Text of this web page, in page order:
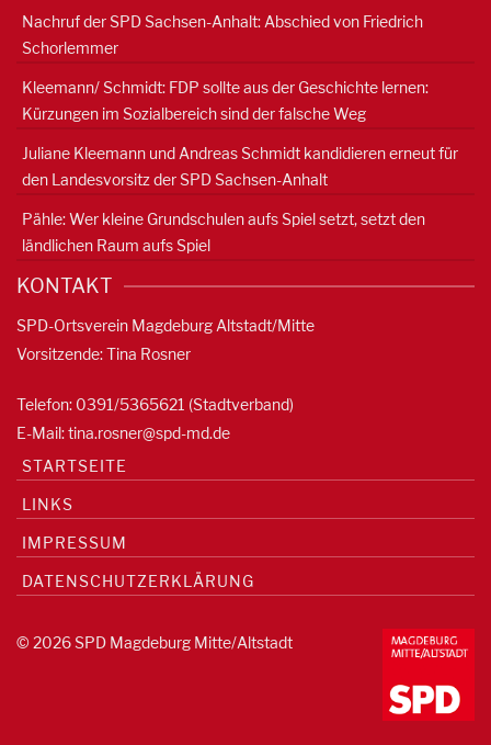
Nachruf der SPD Sachsen-Anhalt: Abschied von Friedrich
Schorlemmer
Kleemann/ Schmidt: FDP sollte aus der Geschichte lernen:
Kürzungen im Sozialbereich sind der falsche Weg
Juliane Kleemann und Andreas Schmidt kandidieren erneut für
den Landesvorsitz der SPD Sachsen-Anhalt
Pähle: Wer kleine Grundschulen aufs Spiel setzt, setzt den
ländlichen Raum aufs Spiel
KONTAKT
SPD-Ortsverein Magdeburg Altstadt/Mitte
Vorsitzende: Tina Rosner
Telefon: 0391/5365621 (Stadtverband)
E-Mail:tina.rosner@spd-md.de
STARTSEITE
LINKS
IMPRESSUM
DATENSCHUTZERKLÄRUNG
© 2026 SPD Magdeburg Mitte/Altstadt